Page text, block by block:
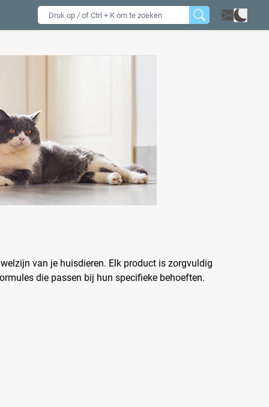
van je huisdieren. Elk product is zorgvuldig
die passen bij hun specifieke behoeften.